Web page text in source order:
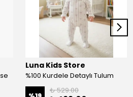
Luna Kids Store
%100 Kurdele Detaylı Tulum
₺ 529.00